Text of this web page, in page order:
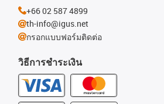
วิธีการชำระเงิน
+66 02 587 4899
th-info@igus.net
กรอกแบบฟอร์มติดต่อ